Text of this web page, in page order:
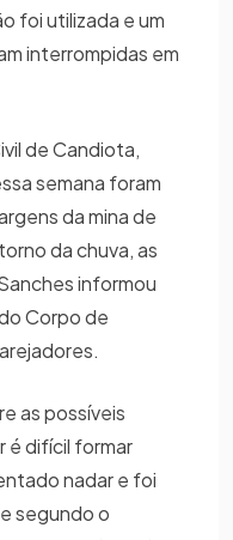
foi utilizada e um
interrompidas em
de Candiota,
semana foram
da mina de
da chuva, as
informou
Corpo de
as possíveis
é difícil formar
nadar e foi
segundo o